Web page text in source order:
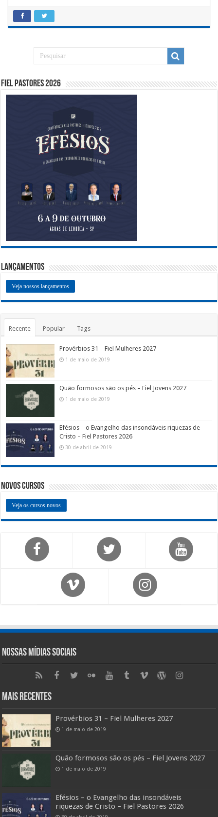
Fiel Pastores 2026
Lançamentos
Veja nossos lançamentos
Recente Popular Tags
Provérbios 31 – Fiel Mulheres 2027
1 de maio de 2019
Quão formosos são os pés – Fiel Jovens 2027
1 de maio de 2019
Efésios – o Evangelho das insondáveis riquezas de
Cristo – Fiel Pastores 2026
30 de abril de 2019
Novos Cursos
Veja os cursos novos
Nossas Mídias Sociais
Mais Recentes
Provérbios 31 – Fiel Mulheres 2027
1 de maio de 2019
Quão formosos são os pés – Fiel Jovens 2027
1 de maio de 2019
Efésios – o Evangelho das insondáveis
riquezas de Cristo – Fiel Pastores 2026